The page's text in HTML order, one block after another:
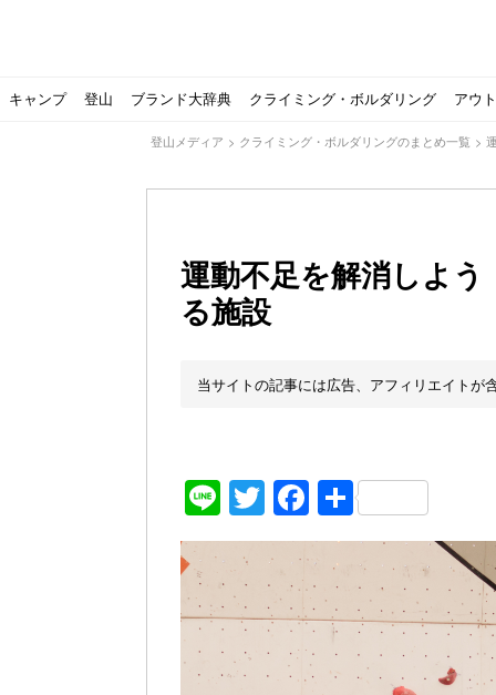
キャンプ
【ソロキャンプの魅力を満喫】ソロテントの選び方やお
登山
ゴアテックスウエアの洗濯・保管やメンテナンス方法は
ブランド大辞典
【注目】モンベルがキャンプ用品に注力！｜モンベル春
クライミング・ボルダリング
人気の靴メーカー！スカルパの特集！選び方とおすすめ
アウ
パティシエキャンパーSakiさんに教わる！『かんたん手作
登山歴3年目のテント泊装備・持ち物をご紹介します
【2021年最新！】9月Amazonのタイムセールをお得に攻
「オトナ女子の山登り」チャンネル、山下舞弓さんが動
【高品質】この冬使いたいマーモットのフリース、ダウ
人気の靴メーカー！スカルパの特集！選び方とおすすめ
源流テンカラ釣り たいしょーの想い出釣行記＃１山形の
ゴアテックスウエアの洗濯・保管やメンテナンス方法は
源流テンカラ釣りのリアルがここにある！料理も魅力の
【書籍発売！】ソロキャンプYouTuberタナの初のレシピ
パティシエキャンパーSakiさんに教わる！簡単・美味し
北アルプスの最奥部、黒部・雲ノ平へ！
おでかけ情報サービス「aumo」が連携するメディア数が
キャンプYouTuber尾上祐一郎が自信を持ってオススメ！
スノーピークの限定バーナー入荷しました
パタゴニアのウエアやビールが「地球を救う」その理由と
登山メディア > クライミング・ボルダリングのまとめ一覧 >
運動不足を解消しよ
る施設
当サイトの記事には広告、アフィリエイトが
LineTwitter
Facebook
共
有